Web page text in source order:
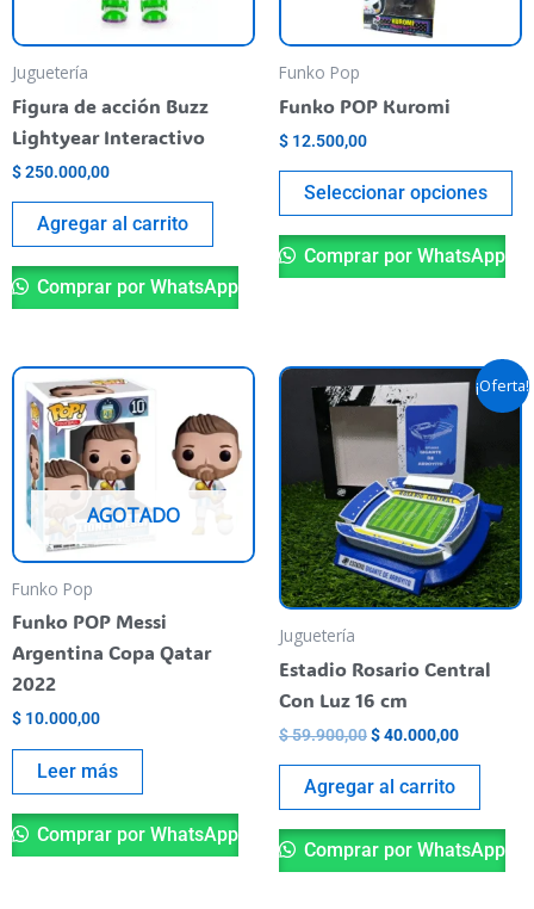
Juguetería
Figura de acción Buzz
Lightyear Interactivo
$250.000,00
Agregar al carrito
Comprar por WhatsApp
Funko Pop
Funko POP Kuromi
$ 12.500,00
Seleccionar opciones
Comprar por WhatsApp
AGOTADO
Funko Pop
Funko POP Messi
Argentina Copa Qatar
2022
$ 10.000,00
Leer más
Comprar por WhatsApp
¡Oferta!
Juguetería
Estadio Rosario Central
Con Luz 16 cm
$59.900,00
Original
price
was:
$ 59.900,00.
$40.000,00
Current
price
is:
$
Agregar al carrito
Comprar por WhatsApp